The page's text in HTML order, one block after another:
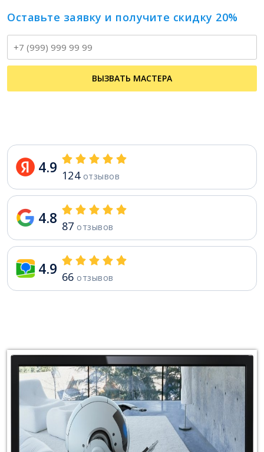
Оставьте заявку и получите скидку 20%
ВЫЗВАТЬ МАСТЕРА
4.9 124отзывов
4.8 87 отзывов
4.9 66 отзывов